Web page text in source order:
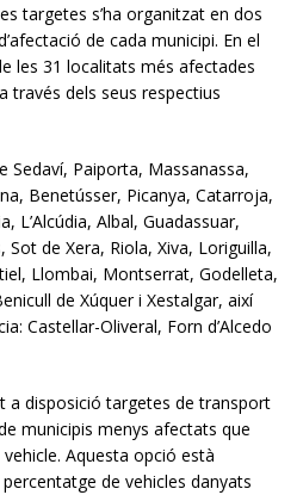
targetes s’ha organitzat en dos
de cada municipi. En el
les 31 localitats més afectades
través dels seus respectius
Sedaví, Paiporta, Massanassa,
Benetússer, Picanya, Catarroja,
L’Alcúdia, Albal, Guadassuar,
Sot de Xera, Riola, Xiva, Loriguilla,
Llombai, Montserrat, Godelleta,
de Xúquer i Xestalgar, així
Castellar-Oliveral, Forn d’Alcedo
a disposició targetes de transport
municipis menys afectats que
Aquesta opció està
de vehicles danyats